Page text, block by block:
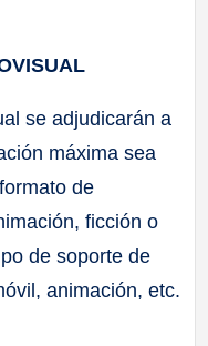
se adjudicarán a
máxima sea
de
ficción o
de soporte de
animación, etc.